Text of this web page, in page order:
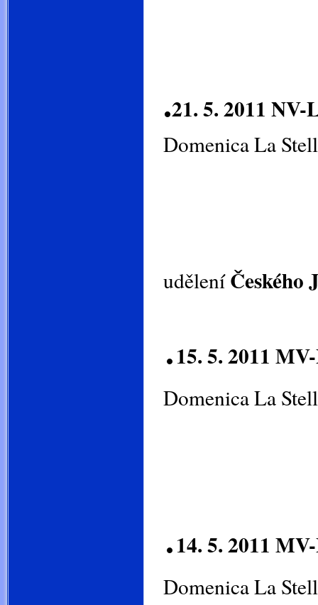
.21. 5. 2011
Domenica La
uděleníČeského
.15. 5. 2011
Domenica La
.14. 5. 2011
Domenica La